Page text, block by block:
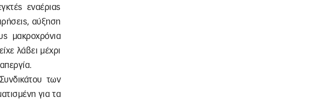
εναέριας
αύξηση
μακροχρόνια
λάβει μέχρι
των
για τα